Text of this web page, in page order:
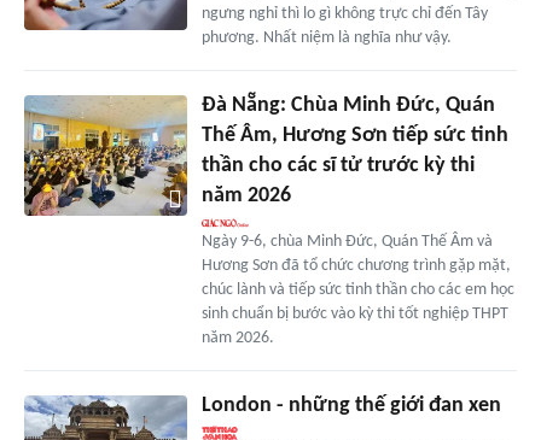
ngưng nghỉ thì lo gì không trực chỉ đến Tây
phương. Nhất niệm là nghĩa như vậy.
Đà Nẵng: Chùa Minh Đức, Quán
Thế Âm, Hương Sơn tiếp sức tinh
thần cho các sĩ tử trước kỳ thi
năm 2026
Ngày 9-6, chùa Minh Đức, Quán Thế Âm và
Hương Sơn đã tổ chức chương trình gặp mặt,
chúc lành và tiếp sức tinh thần cho các em học
sinh chuẩn bị bước vào kỳ thi tốt nghiệp THPT
năm 2026.
London - những thế giới đan xen